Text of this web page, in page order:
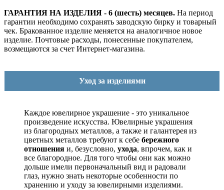
ГАРАНТИЯ НА ИЗДЕЛИЯ - 6 (шесть) месяцев. На период
гарантии необходимо сохранять заводскую бирку и товарный
чек. Бракованное изделие меняется на аналогичное новое
изделие. Почтовые расходы, понесенные покупателем,
возмещаются за счет Интернет-магазина.
Уход за изделиями
Каждое ювелирное украшение - это уникальное
произведение искусства. Ювелирные украшения
из благородных металлов, а также и галантерея из
цветных металлов требуют к себе бережного
отношения и, безусловно, ухода, впрочем, как и
все благородное. Для того чтобы они как можно
дольше имели первоначальный вид и радовали
глаз, нужно знать некоторые особенности по
хранению и уходу за ювелирными изделиями.